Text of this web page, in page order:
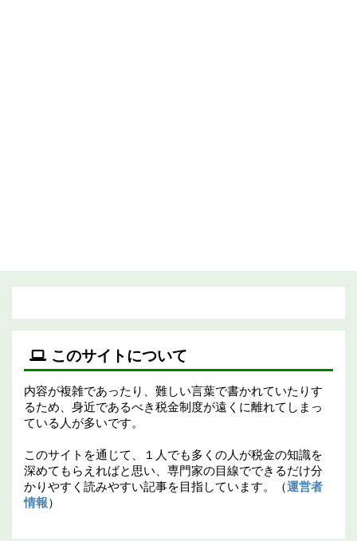
このサイトについて
内容が複雑であったり、難しい言葉で書かれていたりす
るため、身近であるべき税金制度が遠くに離れてしまっ
ている人が多いです。
このサイトを通じて、１人でも多くの人が税金の知識を
深めてもらえればと思い、専門家の目線でできるだけ分
かりやすく読みやすい記事を目指しています。（運営者
情報）